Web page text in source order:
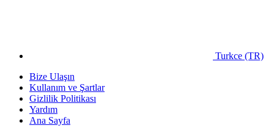
Turkce (TR)
Bize Ulaşın
Kullanım ve Şartlar
Gizlilik Politikası
Yardım
Ana Sayfa